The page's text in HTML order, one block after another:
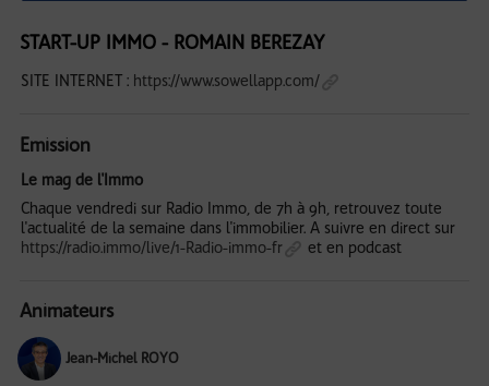
START-UP IMMO - ROMAIN BEREZAY
SITE INTERNET : https://www.sowellapp.com/
Emission
Le mag de l'Immo
Chaque vendredi sur Radio Immo, de 7h à 9h, retrouvez toute
l'actualité de la semaine dans l'immobilier. A suivre en direct sur
https://radio.immo/live/1-Radio-immo-fr
et en podcast
Animateurs
Jean-Michel ROYO